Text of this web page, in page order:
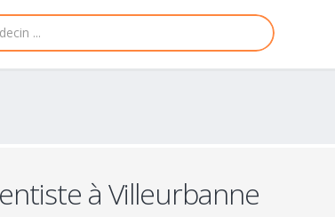
à Villeurbanne